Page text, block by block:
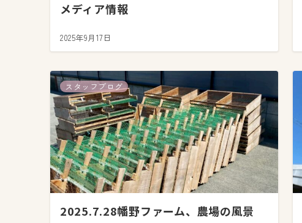
メディア情報
2025年9月17日
スタッフブログ
2025.7.28幡野ファーム、農場の風景